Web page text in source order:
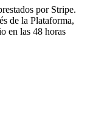
por Stripe.
de la Plataforma,
en las 48 horas